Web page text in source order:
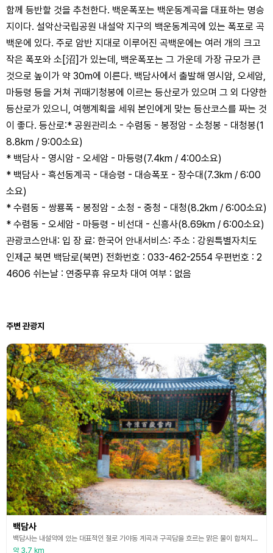
함께 등반할 것을 추천한다. 백운폭포는 백운동계곡을 대표하는 명승
지이다. 설악산국립공원 내설악 지구의 백운동계곡에 있는 폭포로 곡
백운에 있다. 주로 암반 지대로 이루어진 곡백운에는 여러 개의 크고
작은 폭포와 소[沼]가 있는데, 백운폭포는 그 가운데 가장 규모가 큰
것으로 높이가 약 30m에 이른다. 백담사에서 출발해 영시암, 오세암,
마등령 등을 거쳐 귀때기청봉에 이르는 등산로가 있으며 그 외 다양한
등산로가 있으니, 여행계획을 세워 본인에게 맞는 등산코스를 짜는 것
이 좋다. 등산로:* 공원관리소 - 수렴동 - 봉정암 - 소청봉 - 대청봉(1
8.8km / 9:00소요)
* 백담사 - 영시암 - 오세암 - 마등령(7.4km / 4:00소요)
* 백담사 - 흑선동계곡 - 대승령 - 대승폭포 - 장수대(7.3km / 6:00
소요)
* 수렴동 - 쌍룡폭 - 봉정암 - 소청 - 중청 - 대청(8.2km / 6:00소요)
* 수렴동 - 오세암 - 마등령 - 비선대 - 신흥사(8.69km / 6:00소요)
관광코스안내: 입 장 료: 한국어 안내서비스: 주소 : 강원특별자치도
인제군 북면 백담로(북면) 전화번호 : 033-462-2554 우편번호 : 2
4606 쉬는날 : 연중무휴 유모차 대여 여부 : 없음
주변 관광지
백담사
백담사는 내설악에 있는 대표적인 절로 가야동 계곡과 구곡담을 흐르는 맑은 물이 합쳐지는 백담계곡 위에 있다. 신라 진덕여왕 원년(647년)에 자장율사가 건립하여 처음에는 한계사라 불렀으나 그 후, 대청봉에서 절까지 웅덩이가 100개 있다 하여 백담사라 명명되었다. 십여 차례 소실되었다가 1957년에 재건되어 현재에 이르고 있다. 백담사는 번잡했던 외설악에 비해 한적하고 원시림에 가까운 비경을 간직한 내설악의 입구에 위치해서 봉정암, 오세암 등 외딴 암자
약 3.7 km